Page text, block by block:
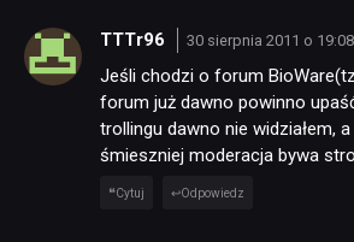
TTTr96 30 sierpnia 2011 o 19:08
Jeśli chodzi o forum
forum już dawno powinno
trollingu dawno nie widziałem, a
śmieszniej moderacja bywa
Cytuj Odpowiedz